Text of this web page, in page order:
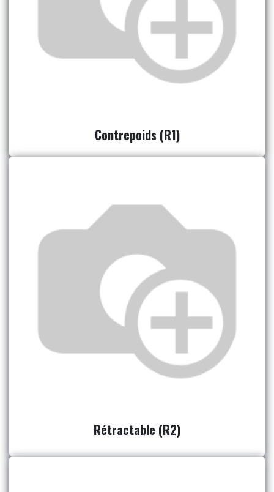
Contrepoids (R1)
Rétractable (R2)